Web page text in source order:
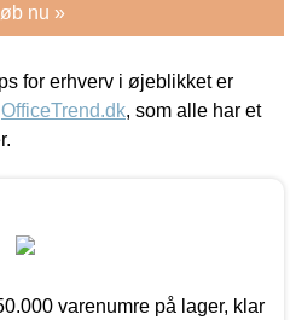
nu »
for erhverv i øjeblikket er
OfficeTrend.dk, som alle har et
varenumre på lager, klar